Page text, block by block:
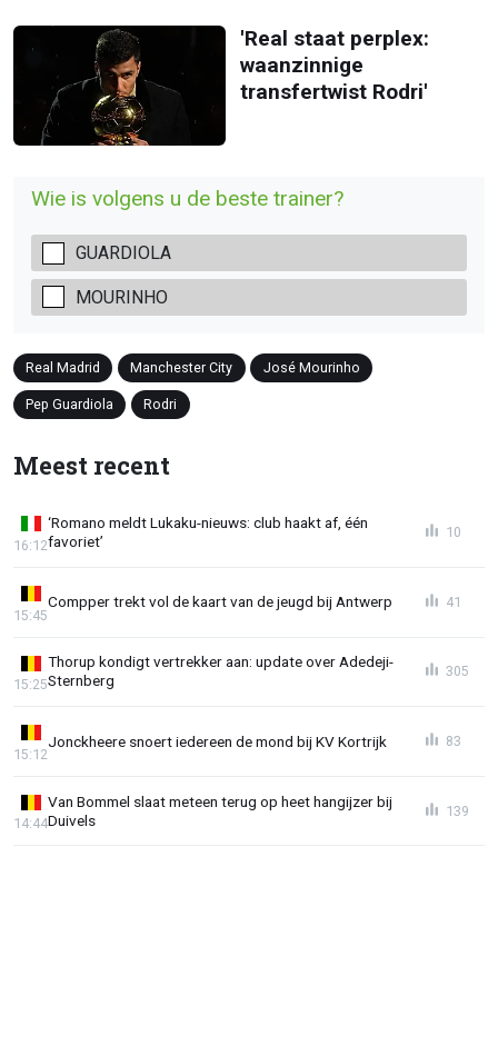
'Real staat perplex:
waanzinnige
transfertwist Rodri'
Wie is volgens u de beste trainer?
GUARDIOLA
MOURINHO
Real Madrid Manchester City José Mourinho
Pep Guardiola Rodri
Meest recent
‘Romano meldt Lukaku-nieuws: club haakt af, één
favoriet’
16:12
10
Compper trekt vol de kaart van de jeugd bij Antwerp
15:45
41
Thorup kondigt vertrekker aan: update over Adedeji-
Sternberg
15:25
305
Jonckheere snoert iedereen de mond bij KV Kortrijk
15:12
83
Van Bommel slaat meteen terug op heet hangijzer bij
Duivels
14:44
139